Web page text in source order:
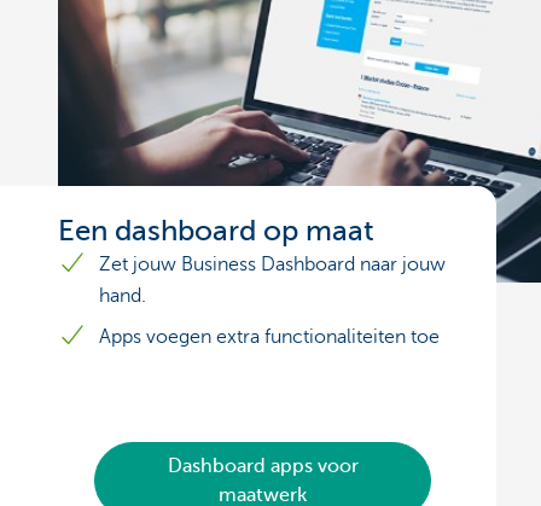
Een dashboard op maat
Zet jouw Business Dashboard naar jouw
hand.
Apps voegen extra functionaliteiten toe
Dashboard apps voor
maatwerk